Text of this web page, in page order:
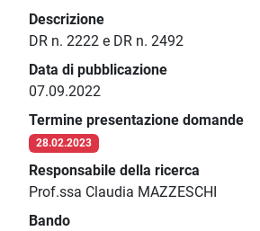
Descrizione
DR n. 2222 e DR n. 2492
Data di pubblicazione
07.09.2022
Termine presentazione domande
28.02.2023
Responsabile della ricerca
Prof.ssa Claudia MAZZESCHI
Bando